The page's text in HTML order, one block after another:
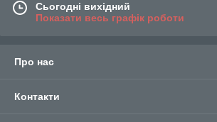
Сьогодні вихідний
Показати весь графік роботи
Про нас
Контакти